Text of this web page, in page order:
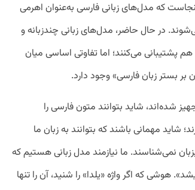
که مدل‌های زبانی فارسی به‌عنوان اهرمی
در حال حاضر، مدل‌های زبانی چندزبانه و
هم پشتیبانی می‌کنند؛ اما تفاوتی اساسی میان
بستر زبان فارسی» وجود دارد.
شده‌اند، شاید بتوانند متون فارسی را
شاید مهمانی باشند که بتوانند به زبان ما
نمی‌شناسند. ما نیازمند مدل‌ زبانی هستیم که
هوشی که اگر واژه «یلدا» را شنید، آن را تنها